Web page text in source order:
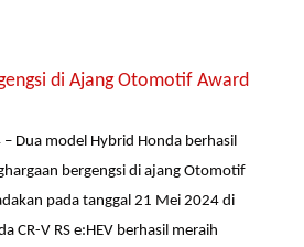
di Ajang Otomotif Award
Dua model Hybrid Honda berhasil
bergengsi di ajang Otomotif
pada tanggal 21 Mei 2024 di
CR-V RS e:HEV berhasil meraih